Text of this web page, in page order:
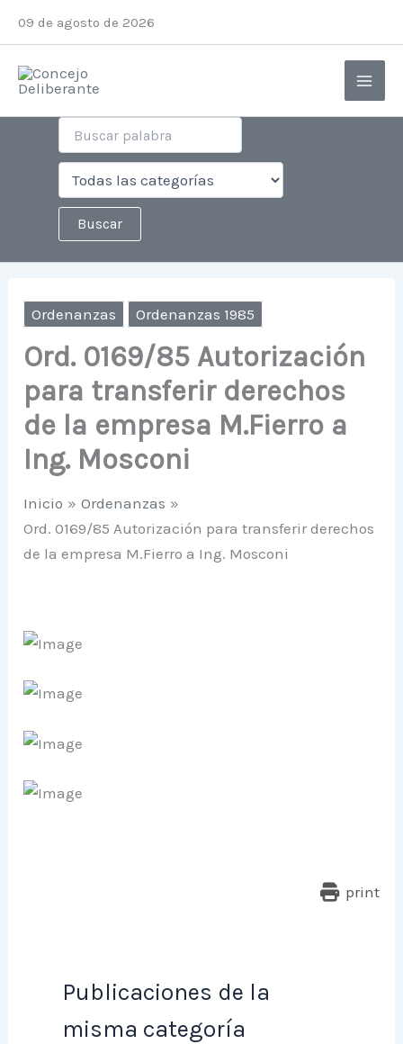
contenido
09 de agosto de 2026
Ordenanzas Ordenanzas 1985
Ord. 0169/85 Autorización
para transferir derechos
de la empresa M.Fierro a
Ing. Mosconi
Inicio
Ordenanzas
Ord. 0169/85 Autorización para transferir derechos
de la empresa M.Fierro a Ing. Mosconi
print
Publicaciones de la
misma categoría